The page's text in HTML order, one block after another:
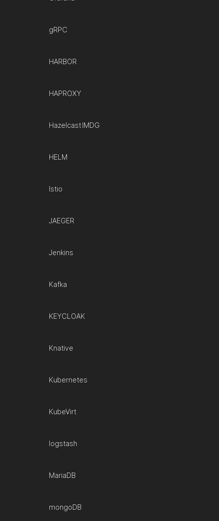
gRPC
HARBOR
HAPROXY
Hazelcast IMDG
HELM
Istio
JAEGER
Jenkins
Kafka
KEYCLOAK
Knative
Kubernetes
KubeVirt
logstash
MariaDB
mongoDB